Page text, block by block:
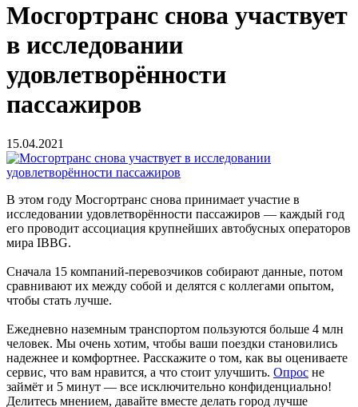
Мосгортранс снова участвует
в исследовании
удовлетворённости
пассажиров
15.04.2021
В этом году Мосгортранс снова принимает участие в
исследовании удовлетворённости пассажиров — каждый год
его проводит ассоциация крупнейших автобусных операторов
мира IBBG.
Сначала 15 компаний-перевозчиков собирают данные, потом
сравнивают их между собой и делятся с коллегами опытом,
чтобы стать лучше.
Ежедневно наземным транспортом пользуются больше 4 млн
человек. Мы очень хотим, чтобы ваши поездки становились
надежнее и комфортнее. Расскажите о том, как вы оцениваете
сервис, что вам нравится, а что стоит улучшить. Опрос не
займёт и 5 минут — все исключительно конфиденциально!
Делитесь мнением, давайте вместе делать город лучше